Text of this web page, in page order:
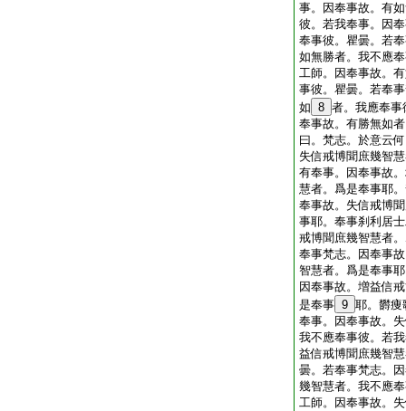
事。因奉事故。有
彼。若我奉事。因
奉事彼。瞿曇。若
如無勝者。我不應
工師。因奉事故。
事彼。瞿曇。若奉
如 8 者。我應奉事
奉事故。有勝無如
曰。梵志。於意云
失信戒博聞庶幾智
有奉事。因奉事故
慧者。爲是奉事耶
奉事故。失信戒博
事耶。奉事刹利居
戒博聞庶幾智慧者
奉事梵志。因奉事
智慧者。爲是奉事
因奉事故。増益信
是奉事 9 耶。欝痩
奉事。因奉事故。
我不應奉事彼。若
益信戒博聞庶幾智
曇。若奉事梵志。
幾智慧者。我不應
工師。因奉事故。